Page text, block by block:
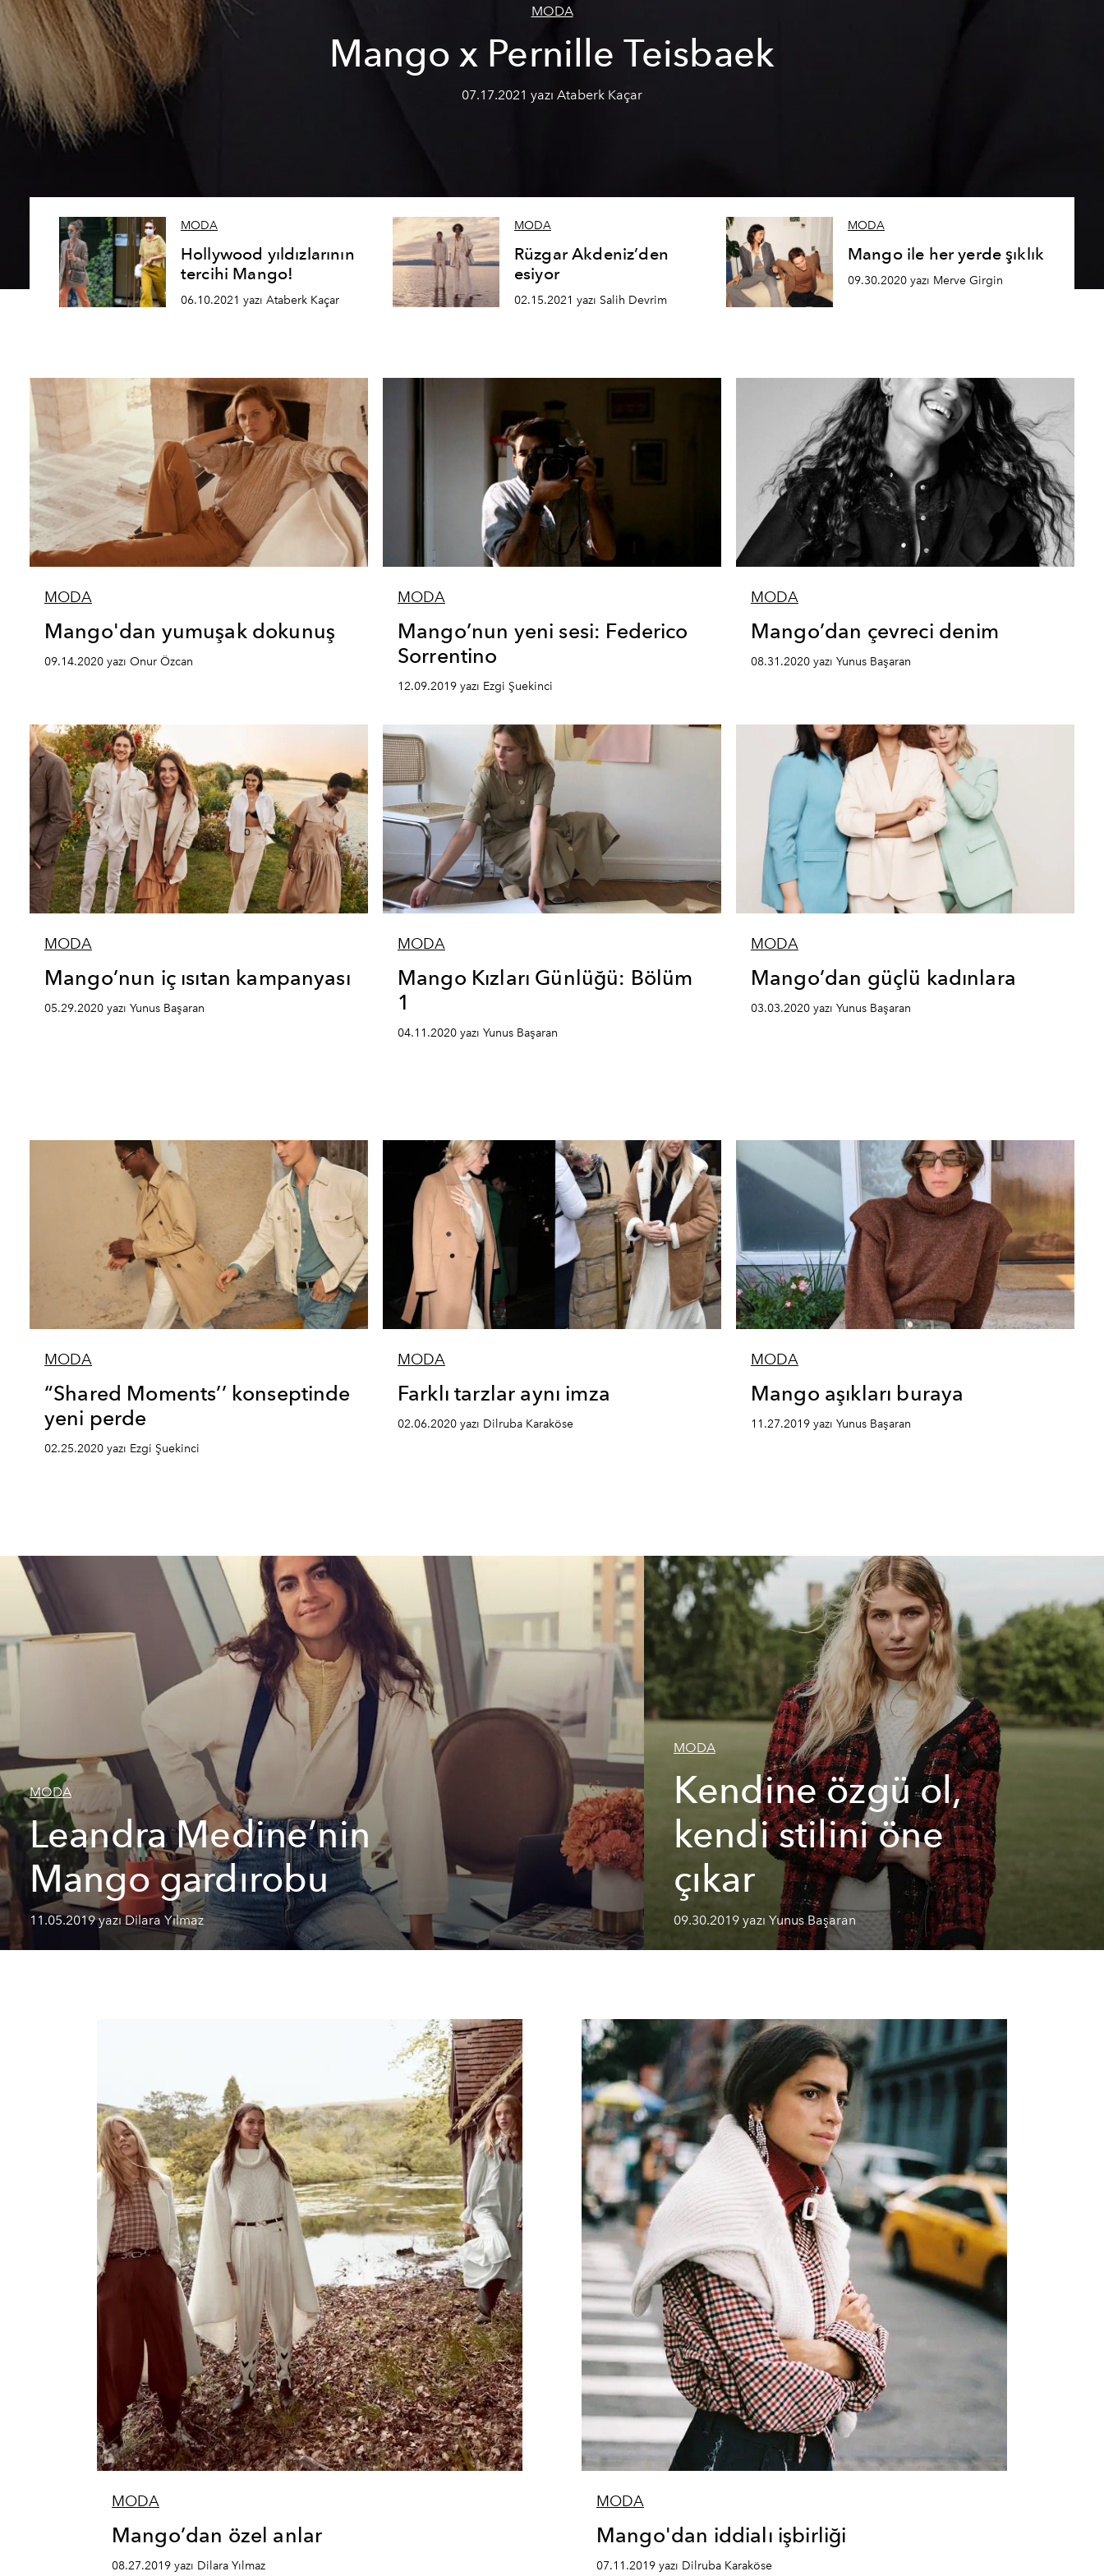
MODA
Mango x Pernille Teisbaek
07.17.2021 yazı Ataberk Kaçar
MODA
Hollywood yıldızlarının
tercihi Mango!
06.10.2021 yazı Ataberk Kaçar
MODA
Rüzgar Akdeniz’den
esiyor
02.15.2021 yazı Salih Devrim
MODA
Mango ile her yerde şıklık
09.30.2020 yazı Merve Girgin
MODA
Mango'dan yumuşak dokunuş
09.14.2020 yazı Onur Özcan
MODA
Mango’nun yeni sesi: Federico
Sorrentino
12.09.2019 yazı Ezgi Şuekinci
MODA
Mango’dan çevreci denim
08.31.2020 yazı Yunus Başaran
MODA
Mango’nun iç ısıtan kampanyası
05.29.2020 yazı Yunus Başaran
MODA
Mango Kızları Günlüğü: Bölüm
1
04.11.2020 yazı Yunus Başaran
MODA
Mango’dan güçlü kadınlara
03.03.2020 yazı Yunus Başaran
MODA
“Shared Moments’’ konseptinde
yeni perde
02.25.2020 yazı Ezgi Şuekinci
MODA
Farklı tarzlar aynı imza
02.06.2020 yazı Dilruba Karaköse
MODA
Mango aşıkları buraya
11.27.2019 yazı Yunus Başaran
MODA
Leandra Medine’nin
Mango gardırobu
11.05.2019 yazı Dilara Yılmaz
MODA
Kendine özgü ol,
kendi stilini öne
çıkar
09.30.2019 yazı Yunus Başaran
MODA
Mango’dan özel anlar
08.27.2019 yazı Dilara Yılmaz
MODA
Mango'dan iddialı işbirliği
07.11.2019 yazı Dilruba Karaköse